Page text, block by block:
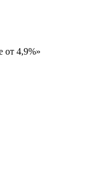
от 4,9%»